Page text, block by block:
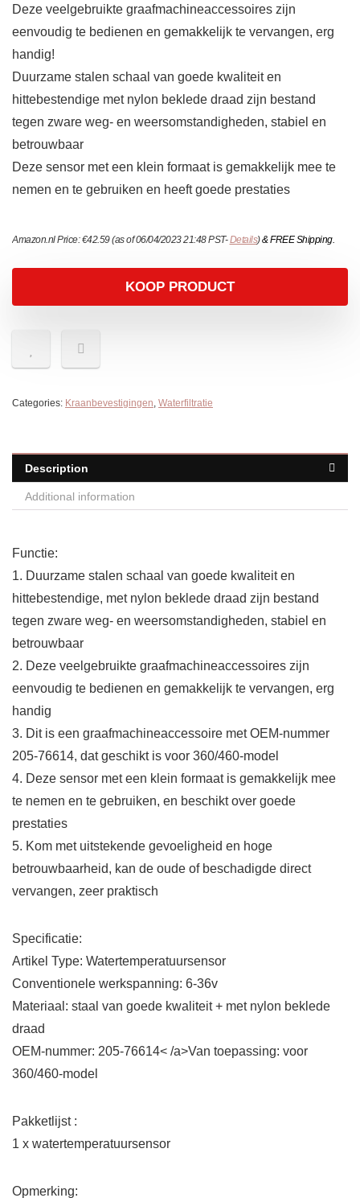
Deze veelgebruikte graafmachineaccessoires zijn
eenvoudig te bedienen en gemakkelijk te vervangen, erg
handig!
Duurzame stalen schaal van goede kwaliteit en
hittebestendige met nylon beklede draad zijn bestand
tegen zware weg- en weersomstandigheden, stabiel en
betrouwbaar
Deze sensor met een klein formaat is gemakkelijk mee te
nemen en te gebruiken en heeft goede prestaties
Amazon.nl Price:€42.59(as of 06/04/2023 21:48 PST-Details)&FREE Shipping.
KOOP PRODUCT
Categories: Kraanbevestigingen, Waterfiltratie
Description
Additional information
Functie:
1. Duurzame stalen schaal van goede kwaliteit en
hittebestendige, met nylon beklede draad zijn bestand
tegen zware weg- en weersomstandigheden, stabiel en
betrouwbaar
2. Deze veelgebruikte graafmachineaccessoires zijn
eenvoudig te bedienen en gemakkelijk te vervangen, erg
handig
3. Dit is een graafmachineaccessoire met OEM-nummer
205-76614, dat geschikt is voor 360/460-model
4. Deze sensor met een klein formaat is gemakkelijk mee
te nemen en te gebruiken, en beschikt over goede
prestaties
5. Kom met uitstekende gevoeligheid en hoge
betrouwbaarheid, kan de oude of beschadigde direct
vervangen, zeer praktisch
Specificatie:
Artikel Type: Watertemperatuursensor
Conventionele werkspanning: 6-36v
Materiaal: staal van goede kwaliteit + met nylon beklede
draad
OEM-nummer: 205-76614< /a>Van toepassing: voor
360/460-model
Pakketlijst :
1 x watertemperatuursensor
Opmerking: